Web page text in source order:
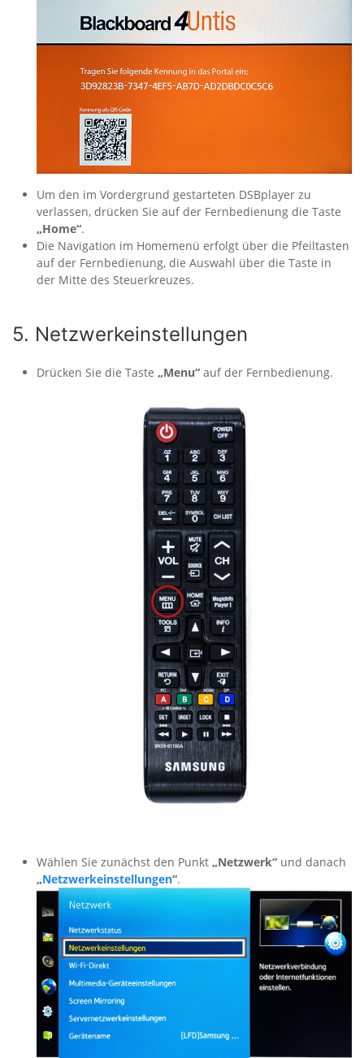
Um den im Vordergrund gestarteten DSBplayer zu
verlassen, drücken Sie auf der Fernbedienung die Taste
„Home“.
Die Navigation im Homemenü erfolgt über die Pfeiltasten
auf der Fernbedienung, die Auswahl über die Taste in
der Mitte des Steuerkreuzes.
5. Netzwerkeinstellungen
Drücken Sie die Taste „Menu“ auf der Fernbedienung.
Wählen Sie zunächst den Punkt „Netzwerk“ und danach
„Netzwerkeinstellungen“.